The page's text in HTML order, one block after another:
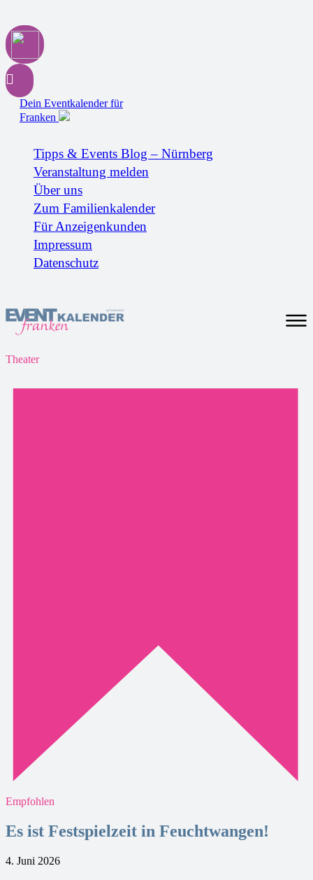
Dein Eventkalender für
Franken
Tipps & Events Blog – Nürnberg
Veranstaltung melden
Über uns
Zum Familienkalender
Für Anzeigenkunden
Impressum
Datenschutz
Theater
Empfohlen
Es ist Festspielzeit in Feuchtwangen!
4. Juni 2026